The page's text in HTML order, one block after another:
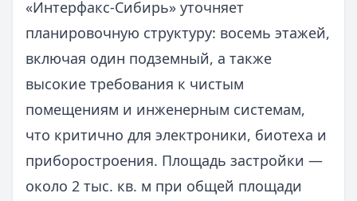
«Интерфакс-Сибирь» уточняет
планировочную структуру: восемь этажей,
включая один подземный, а также
высокие требования к чистым
помещениям и инженерным системам,
что критично для электроники, биотеха и
приборостроения. Площадь застройки —
около 2 тыс. кв. м при общей площади